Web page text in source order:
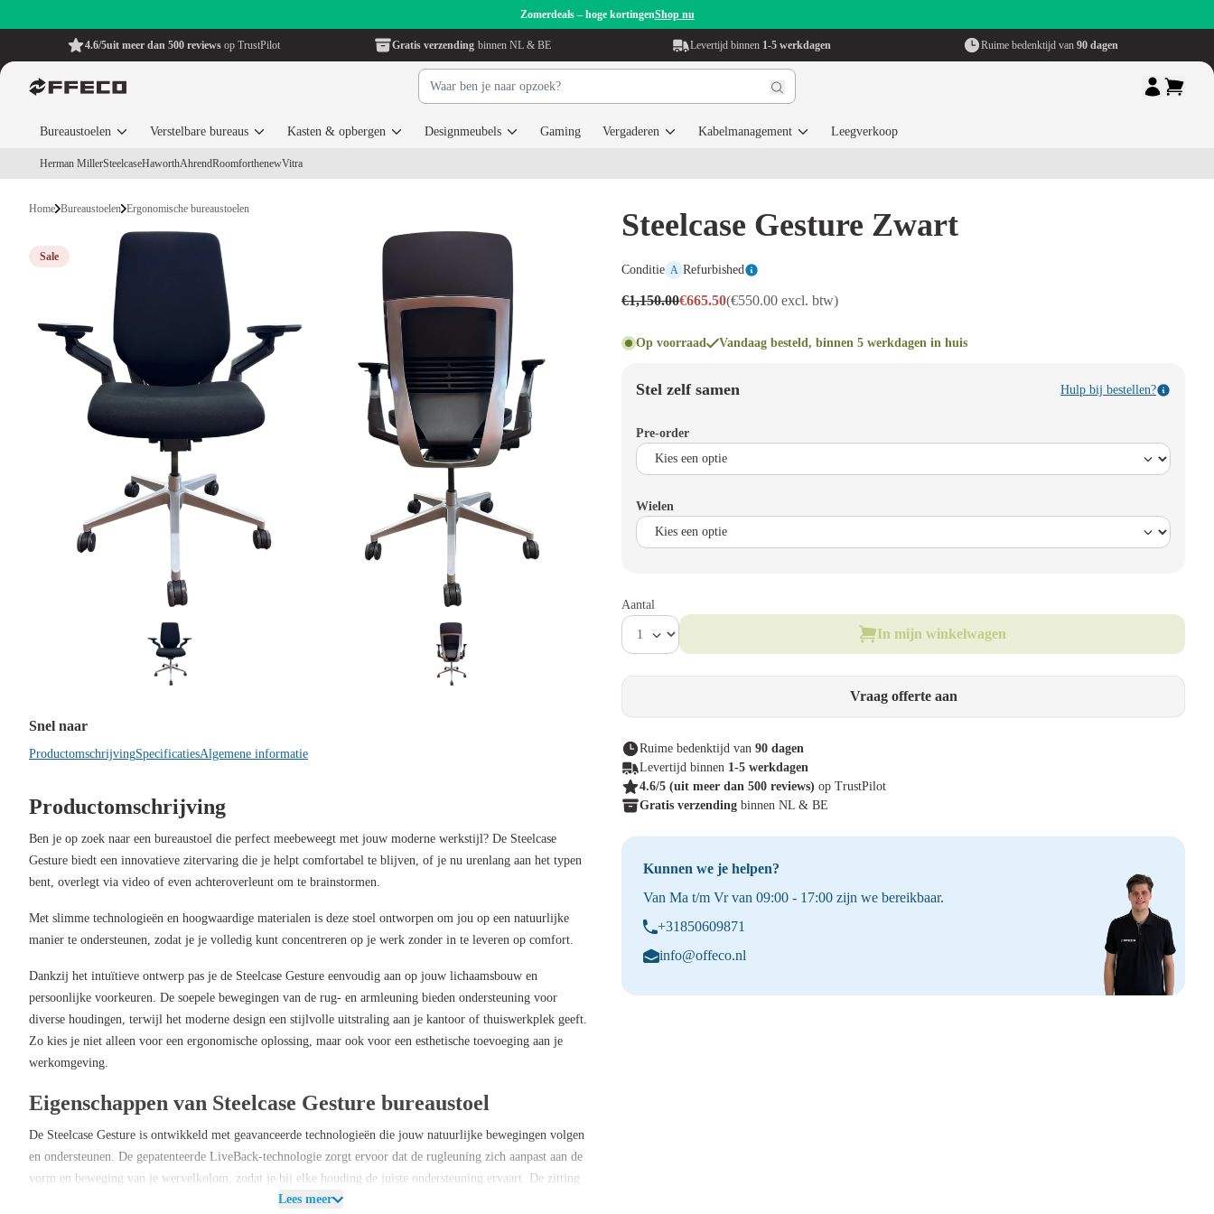
Zomerdeals – hoge kortingenShop nu
4.6/5uit meer dan 500 reviews op TrustPilot Gratis verzending binnen NL & BE Levertijd binnen 1-5 werkdagen Ruime bedenktijd van 90 dagen
Bureaustoelen Verstelbare bureaus Kasten & opbergen Designmeubels Gaming Vergaderen Kabelmanagement Leegverkoop
Herman MillerSteelcaseHaworthAhrendRoomforthenewVitra
Home Bureaustoelen Ergonomische bureaustoelen
Sale
Steelcase Gesture Zwart
Conditie A Refurbished
€1,150.00€665.50(€550.00 excl. btw)
Op voorraad Vandaag besteld, binnen 5 werkdagen in huis
Stel zelf samen Hulp bij bestellen?
Pre-order
Wielen
Aantal
In mijn winkelwagen
Vraag offerte aan
Ruime bedenktijd van 90 dagen
Levertijd binnen 1-5 werkdagen
4.6/5 (uit meer dan 500 reviews) op TrustPilot
Gratis verzending binnen NL & BE
Kunnen we je helpen?
Van Ma t/m Vr van 09:00 - 17:00 zijn we bereikbaar.
+31850609871
info@offeco.nl
Snel naar
ProductomschrijvingSpecificatiesAlgemene informatie
Productomschrijving
Ben je op zoek naar een bureaustoel die perfect meebeweegt met jouw moderne werkstijl? De Steelcase
Gesture biedt een innovatieve zitervaring die je helpt comfortabel te blijven, of je nu urenlang aan het typen
bent, overlegt via video of even achteroverleunt om te brainstormen.
Met slimme technologieën en hoogwaardige materialen is deze stoel ontworpen om jou op een natuurlijke
manier te ondersteunen, zodat je je volledig kunt concentreren op je werk zonder in te leveren op comfort.
Dankzij het intuïtieve ontwerp pas je de Steelcase Gesture eenvoudig aan op jouw lichaamsbouw en
persoonlijke voorkeuren. De soepele bewegingen van de rug- en armleuning bieden ondersteuning voor
diverse houdingen, terwijl het moderne design een stijlvolle uitstraling aan je kantoor of thuiswerkplek geeft.
Zo kies je niet alleen voor een ergonomische oplossing, maar ook voor een esthetische toevoeging aan je
werkomgeving.
Eigenschappen van Steelcase Gesture bureaustoel
De Steelcase Gesture is ontwikkeld met geavanceerde technologieën die jouw natuurlijke bewegingen volgen
en ondersteunen. De gepatenteerde LiveBack-technologie zorgt ervoor dat de rugleuning zich aanpast aan de
vorm en beweging van je wervelkolom, zodat je bij elke houding de juiste ondersteuning ervaart. De zitting
en rugleuning bewegen synchroon met elkaar, waardoor je continu comfortabel blijft, ongeacht hoe vaak je
Lees meer